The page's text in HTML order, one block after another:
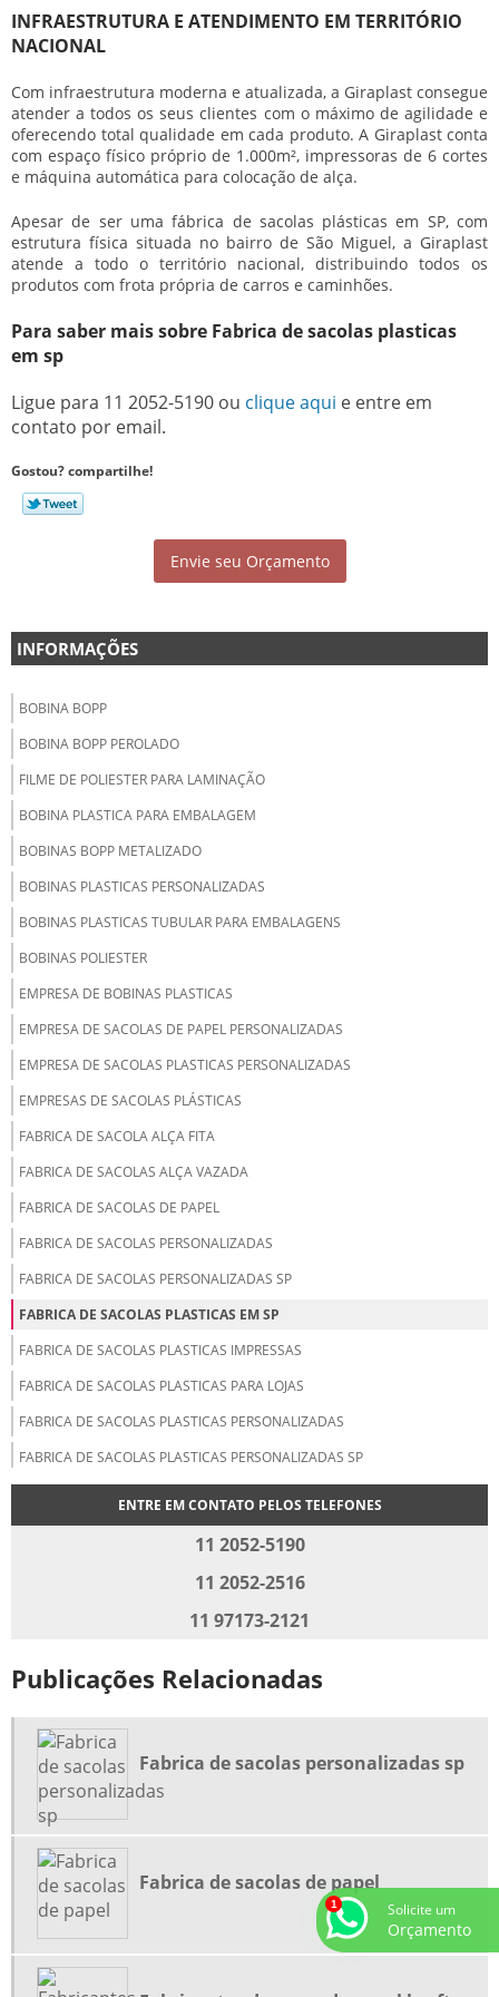
INFRAESTRUTURA E ATENDIMENTO EM TERRITÓRIO
NACIONAL
Com infraestrutura moderna e atualizada, a Giraplast consegue
atender a todos os seus clientes com o máximo de agilidade e
oferecendo total qualidade em cada produto. A Giraplast conta
com espaço físico próprio de 1.000m², impressoras de 6 cortes
e máquina automática para colocação de alça.
Apesar de ser uma fábrica de sacolas plásticas em SP, com
estrutura física situada no bairro de São Miguel, a Giraplast
atende a todo o território nacional, distribuindo todos os
produtos com frota própria de carros e caminhões.
Para saber mais sobre Fabrica de sacolas plasticas
em sp
Ligue para 11 2052-5190 ou clique aqui e entre em
contato por email.
Gostou? compartilhe!
Envie seu Orçamento
INFORMAÇÕES
BOBINA BOPP
BOBINA BOPP PEROLADO
FILME DE POLIESTER PARA LAMINAÇÃO
BOBINA PLASTICA PARA EMBALAGEM
BOBINAS BOPP METALIZADO
BOBINAS PLASTICAS PERSONALIZADAS
BOBINAS PLASTICAS TUBULAR PARA EMBALAGENS
BOBINAS POLIESTER
EMPRESA DE BOBINAS PLASTICAS
EMPRESA DE SACOLAS DE PAPEL PERSONALIZADAS
EMPRESA DE SACOLAS PLASTICAS PERSONALIZADAS
EMPRESAS DE SACOLAS PLÁSTICAS
FABRICA DE SACOLA ALÇA FITA
FABRICA DE SACOLAS ALÇA VAZADA
FABRICA DE SACOLAS DE PAPEL
FABRICA DE SACOLAS PERSONALIZADAS
FABRICA DE SACOLAS PERSONALIZADAS SP
FABRICA DE SACOLAS PLASTICAS EM SP
FABRICA DE SACOLAS PLASTICAS IMPRESSAS
FABRICA DE SACOLAS PLASTICAS PARA LOJAS
FABRICA DE SACOLAS PLASTICAS PERSONALIZADAS
FABRICA DE SACOLAS PLASTICAS PERSONALIZADAS SP
FABRICANTE DE SACOS PLÁSTICOS
FORNECEDORES DE BOBINAS PLASTICAS
INDUSTRIA DE SACOLAS PERSONALIZADAS
SACO COM FITA ADESIVA
SACOLA ALÇA CAMISETA
SACOLA ALÇA FITA
SACOLA ALÇA FITA PERSONALIZADA
SACOLA ALÇA VAZADA PERSONALIZADA
SACOLA DE PAPEL PERSONALIZADA PARA LOJA
ENTRE EM CONTATO PELOS TELEFONES
11 2052-5190
11 2052-2516
11 97173-2121
Publicações Relacionadas
Fabrica de sacolas personalizadas sp
Fabrica de sacolas de papel
Solicite um
Orçamento